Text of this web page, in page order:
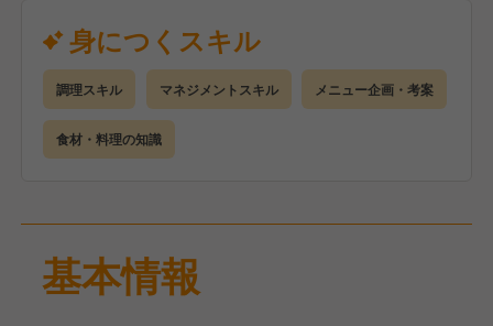
刺身の切り付け方、盛り付け方など、伝統の技術をし
っかりと学ぶことができます。
また、月1回の役員との試食会を通じて、料理人とし
ての感覚を磨いていける環境です。
完全オーダーメイドの懐石料理だからこそ、お客様に
また、今の時代に1つのことしかできないというの
は、これからの時代を生きていくのは厳しい。
【仕事内容】
基本は仕込みから盛り付けを含む調理業務全般をお任
せします。
また、仕事に慣れてきたら既存メンバーと一緒に季節
の食材を活かしたメニュー考案にも携わっていただけ
鈴廣グループの役員の味や刺身の切りつけ方や盛り付
け方など、代々引き継いできた伝統があります。
身につくスキル
調理スキル マネジメントスキル メニュー企画・考案
食材・料理の知識
基本情報